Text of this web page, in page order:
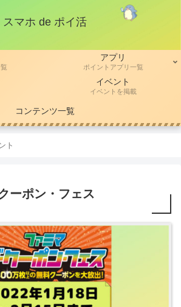
スマホ de ポイ活
アプリ
ポイントアプリ一覧
イベント
イベントを掲載
コンテンツ一覧
ト
ーポン・フェス